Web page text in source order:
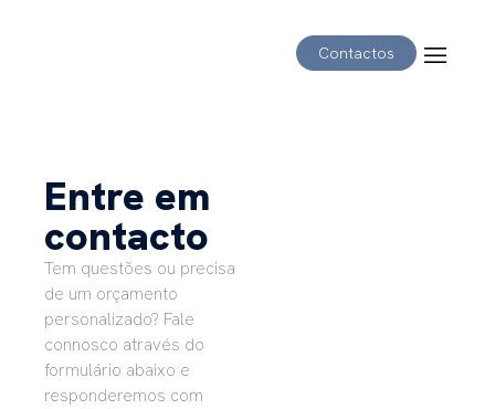
Contactos
Entre em
contacto
Tem questões ou precisa
de um orçamento
personalizado? Fale
connosco através do
formulário abaixo e
responderemos com